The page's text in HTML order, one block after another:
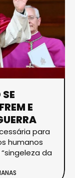
E
para
humanos
da